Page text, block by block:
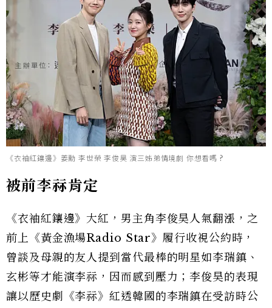
《衣袖紅鑲邊》姜勳 李世榮 李俊昊 演三姊弟情境劇 你想看嗎 ?
被前李祘肯定
《衣袖紅鑲邊》大紅，男主角李俊昊人氣翻漲，之
前上《黃金漁場Radio Star》履行收視公約時，
曾談及母親的友人提到當代最棒的明星如李瑞鎮、
玄彬等才能演李祘，因而感到壓力；李俊昊的表現
讓以歷史劇《李祘》紅透韓國的李瑞鎮在受訪時公